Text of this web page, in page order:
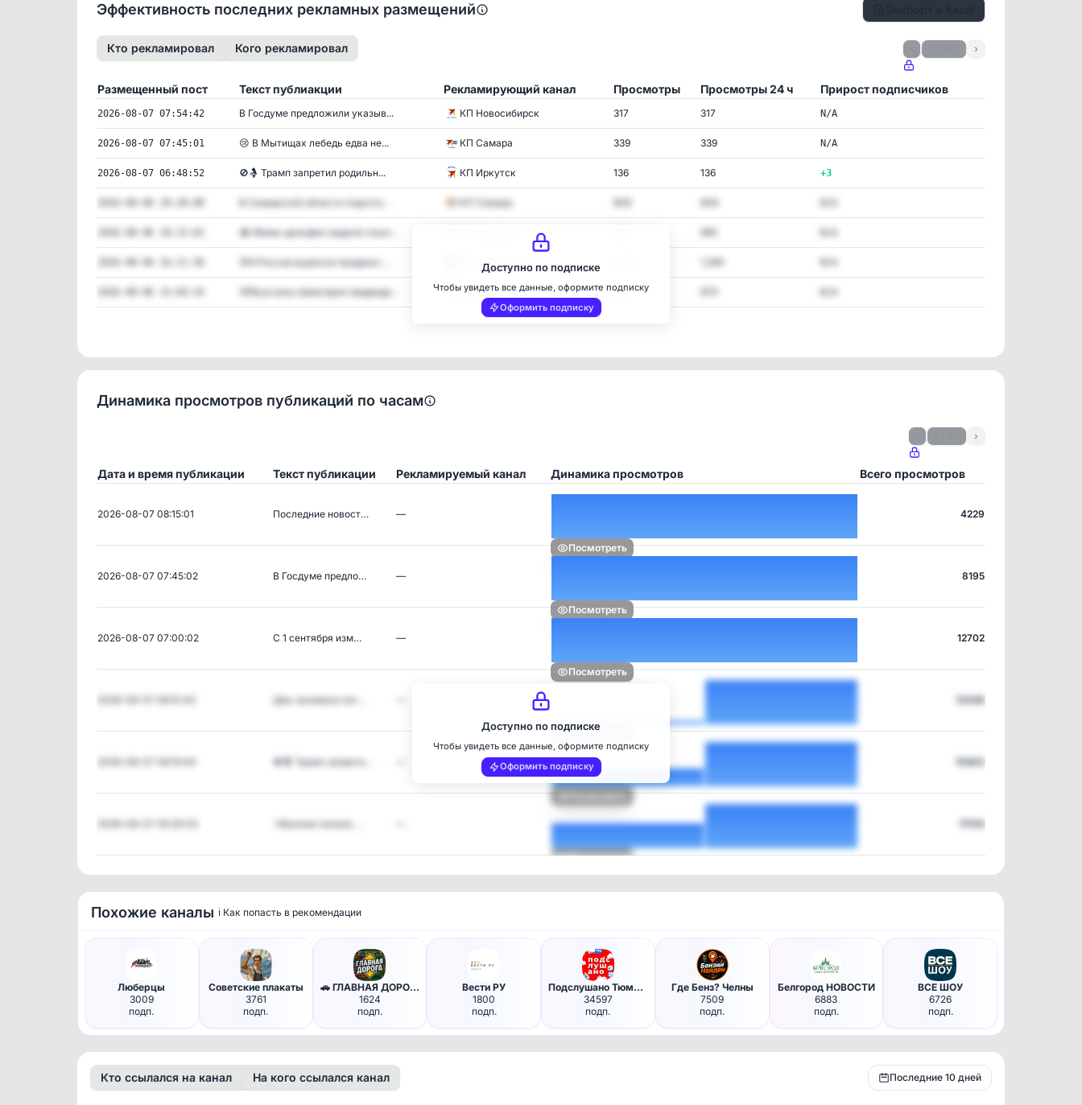
Эффективность последних рекламных размещений
Кто рекламировал Кого рекламировал ›
Размещенный пост Текст публиакции Рекламирующий канал Просмотры Просмотры 24 ч Прирост подписчиков
2026-08-07 07:54:42 В Госдуме предложили указыв... КП Новосибирск 317 317 N/A
2026-08-07 07:45:01 😢 В Мытищах лебедь едва не... КП Самара 339 339 N/A
2026-08-07 06:48:52 🚫🤱 Трамп запретил родильн... КП Иркутск 136 136 +3
В Самарской области подгото... КП Самара
😭 Мама-дельфин неделю плыл...
👖В России выросли продажи ... Лайф Апшеронск
🐻Мужчина обматерил медведи... КП Пермь 879
Доступно по подписке
Чтобы увидеть все данные, оформите подписку
Оформить подписку
Динамика просмотров публикаций по часам
›
Дата и время публикации Текст публикации Рекламируемый канал Динамика просмотров Всего просмотров
2026-08-07 08:15:01 Последние новост… —
Посмотреть
4229
2026-08-07 07:45:02 В Госдуме предло… —
Посмотреть
8195
2026-08-07 07:00:02 С 1 сентября изм… —
Посмотреть
12702
Два человека пог…
Посмотреть
13428
🚫🤱 Трамп запрети…
Посмотреть
15463
⚡️Молния попала …
Посмотреть
17514
Доступно по подписке
Чтобы увидеть все данные, оформите подписку
Оформить подписку
Похожие каналы ℹ️ Как попасть в рекомендации
Люберцы
3009
подп.
Советские плакаты
3761
подп.
🚗 ГЛАВНАЯ ДОРОГА - авто дтп д…
1624
подп.
Вести РУ
1800
подп.
Подслушано Тюмень в MAX
34597
подп.
Где Бенз? Челны
7509
подп.
Белгород НОВОСТИ
6883
подп.
ВСЕ ШОУ
6726
подп.
Кто ссылался на канал На кого ссылался канал Последние 10 дней